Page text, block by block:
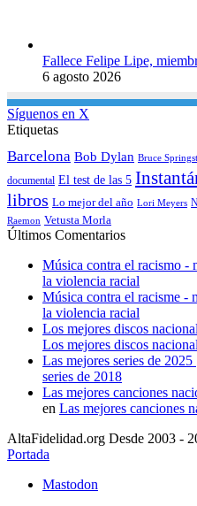
Fallece Felipe Lipe,
6 agosto 2026
Síguenos en X
Etiquetas
Barcelona Bob Dylan Bruce
documental El test de las 5
libros Lo mejor del año Lori Meyers
Raemon Vetusta Morla
Últimos Comentarios
Música contra el racismo -
la violencia racial
Música contra el racisme -
la violencia racial
Los mejores discos
Los mejores discos
Las mejores series de
series de 2018
Las mejores canciones
en Las mejores canciones
AltaFidelidad.org Desde 2003 -
Portada
Mastodon